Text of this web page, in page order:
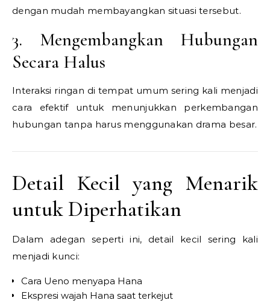
dengan mudah membayangkan situasi tersebut.
3. Mengembangkan Hubungan
Secara Halus
Interaksi ringan di tempat umum sering kali menjadi
cara efektif untuk menunjukkan perkembangan
hubungan tanpa harus menggunakan drama besar.
Detail Kecil yang Menarik
untuk Diperhatikan
Dalam adegan seperti ini, detail kecil sering kali
menjadi kunci:
Cara Ueno menyapa Hana
Ekspresi wajah Hana saat terkejut